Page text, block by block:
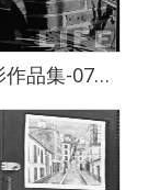
尼娜·利恩 Nina Leen 尼娜·利恩 摄影作品集-0722